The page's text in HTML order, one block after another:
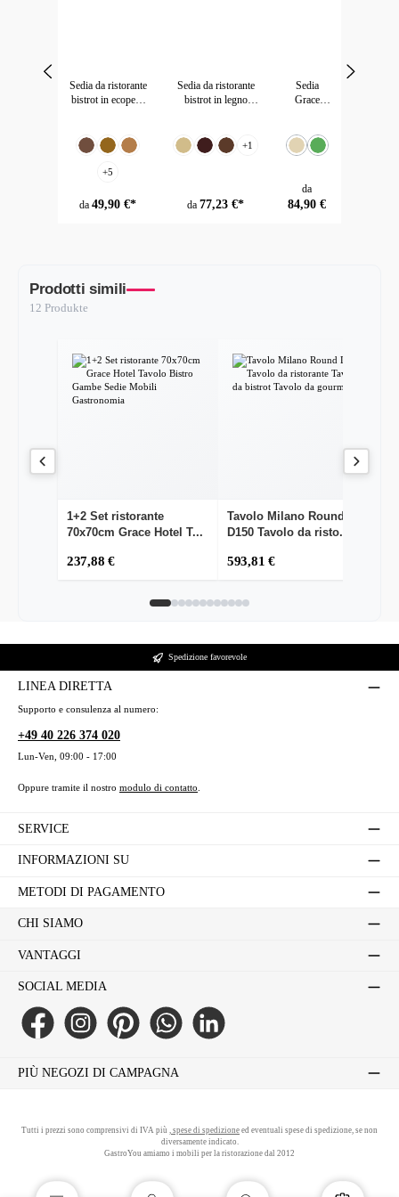
Sedia da ristorante
bistrot in ecopelle
Seleziona
Colore
Marrone scuro
AltbraunMarrone chiaro
+5
da49,90 €*
Sedia da ristorante
bistrot in legno
rosso
Seleziona
Colore
BeigeHolzMarrone
+1
da77,23 €*
Sedia
Grace
Bistro
Brown
Seleziona
Colore
Beige
(Questa opzione non è al
Verde
(Questa opzione non è
prezzo normale:
da
84,90 €
Prodotti simili
12 Produkte
1+2 Set ristorante
70x70cm Grace Hotel T...
237,88 €
Tavolo Milano Round
D150 Tavolo da risto...
593,81 €
Spedizione favorevole
LINEA DIRETTA
Supporto e consulenza al numero:
+49 40 226 374 020
Lun-Ven, 09:00 - 17:00
Oppure tramite il nostro modulo di contatto
SERVICE
INFORMAZIONI SU
METODI DI PAGAMENTO
CHI SIAMO
VANTAGGI
SOCIAL MEDIA
Facebook Instagram Pinterest WhatsApp LinkedIn
PIÙ NEGOZI DI CAMPAGNA
Tutti i prezzi sono comprensivi di IVA più , spese di spedizione ed eventuali spese di spedizione, se non
diversamente indicato.
GastroYou amiamo i mobili per la ristorazione dal 2012